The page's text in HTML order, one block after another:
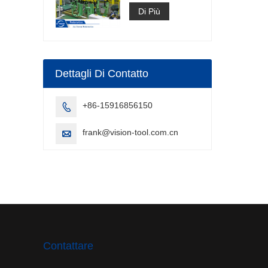
ad arco veloce
Costruzione di
Di Più
Dettagli Di Contatto
 +86-15916856150
 frank@vision-tool.com.cn
Contattare